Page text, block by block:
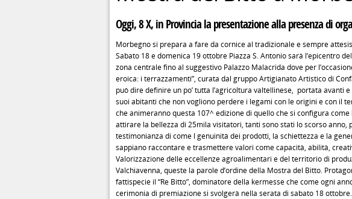
Oggi, 8 X, in Provincia la presentazione alla presenza di
Morbegno si prepara a fare da cornice al tradizionale e sempre
Sabato 18 e domenica 19 ottobre Piazza S. Antonio sarà l’epicentro
zona centrale fino al suggestivo Palazzo Malacrida dove per
eroica: i terrazzamenti”, curata dal gruppo Artigianato Artistico di
può dire definire un po’ tutta l’agricoltura valtellinese, portata avanti
suoi abitanti che non vogliono perdere i legami con le origini e con il
che animeranno questa 107^ edizione di quello che si configura come
attirare la bellezza di 25mila visitatori, tanti sono stati lo scorso
testimonianza di come l genuinità dei prodotti, la schiettezza e la
sappiano raccontare e trasmettere valori come capacità, abilità,
Valorizzazione delle eccellenze agroalimentari e del territorio di
Valchiavenna, queste la parole d’ordine della Mostra del Bitto.
fattispecie il “Re Bitto”, dominatore della kermesse che come ogni
cerimonia di premiazione si svolgerà nella serata di sabato 18